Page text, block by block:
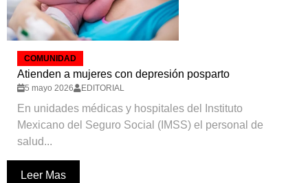
COMUNIDAD
Atienden a mujeres con depresión posparto
5 mayo 2026 EDITORIAL
En unidades médicas y hospitales del Instituto
Mexicano del Seguro Social (IMSS) el personal de
salud...
Leer Mas